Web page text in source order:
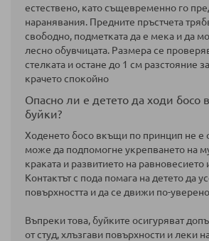
естествено, като същевременно го
наранявания. Предните пръстчета
свободно, подметката да е мека и да
лесно обувчицата. Размера се
стелката и остане до 1 см разстояние
крачето спокойно
Опасно ли е детето да ходи босо
буйки?
Ходенето босо вкъщи по принцип не е
може да подпомогне укрепването на
краката и развитието на равновесието
Контактът с пода помага на детето да
повърхността и да се движи по-
Въпреки това, буйките осигуряват
от студ, хлъзгави повърхности и леки